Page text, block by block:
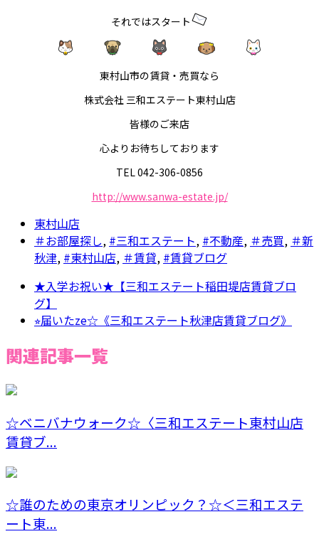
それではスタート
東村山市の賃貸・売買なら
株式会社 三和エステート東村山店
皆様のご来店
心よりお待ちしております
TEL 042-306-0856
http://www.sanwa-estate.jp/
東村山店
＃お部屋探し, #三和エステート, #不動産, ＃売買, ＃新
秋津, #東村山店, ＃賃貸, #賃貸ブログ
★入学お祝い★【三和エステート稲田堤店賃貸ブロ
グ】
⭐︎届いたze☆《三和エステート秋津店賃貸ブログ》
関連記事一覧
☆ベニバナウォーク☆〈三和エステート東村山店
賃貸ブ...
☆誰のための東京オリンピック？☆＜三和エステ
ート東...